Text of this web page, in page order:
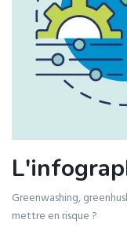
Greenwashing,
mettre en risque ?